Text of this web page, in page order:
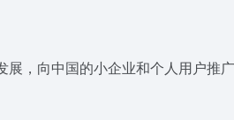
，向中国的小企业和个人用户推